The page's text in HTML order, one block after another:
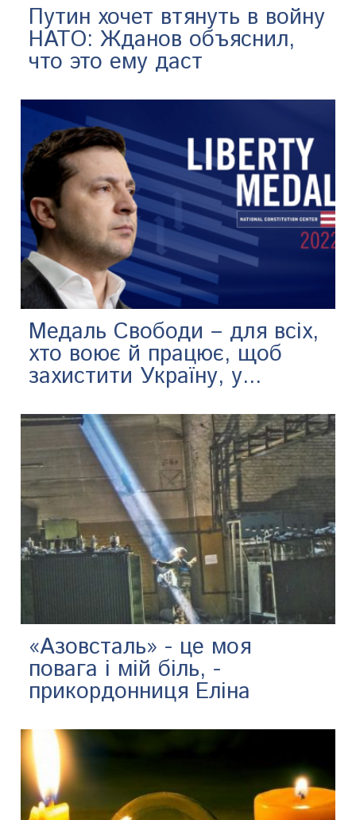
Путин хочет втянуть в войну
НАТО: Жданов объяснил,
что это ему даст
Медаль Cвободи – для всіх,
хто воює й працює, щоб
захистити Україну, у...
«Азовсталь» - це моя
повага і мій біль, -
прикордонниця Еліна